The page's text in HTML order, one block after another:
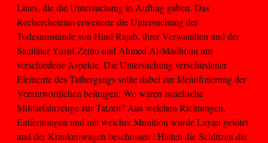
Lines, die die Untersuchung in Auftrag gaben. Das
Rechercheteam erweiterte die Untersuchung der
Todesumstände von Hind Rajab, ihrer Verwandten und der
Sanitäter Yusuf Zeino und Ahmed Al-Madhoun um
verschiedene Aspekte. Die Untersuchung verschiedener
Elemente des Tathergangs sollte dabei zur Identifizierung der
Verantwortlichen beitragen: Wo waren israelische
Militärfahrzeuge zur Tatzeit? Aus welchen Richtungen,
Entfernungen und mit welcher Munition wurde Layan getötet
und der Krankenwagen beschossen? Hätten die Schützen die